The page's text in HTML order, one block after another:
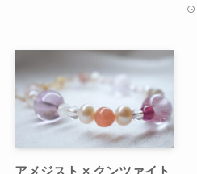
アメジスト × クンツァイト